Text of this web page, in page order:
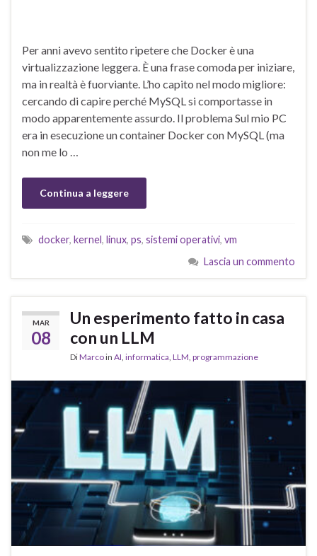
Per anni avevo sentito ripetere che Docker è una
virtualizzazione leggera. È una frase comoda per iniziare,
ma in realtà è fuorviante. L’ho capito nel modo migliore:
cercando di capire perché MySQL si comportasse in
modo apparentemente assurdo. Il problema Sul mio PC
era in esecuzione un container Docker con MySQL (ma
non me lo …
Continua a leggere
docker, kernel, linux, ps, sistemi operativi, vm
Lascia un commento
MAR
08
Un esperimento fatto in casa
con un LLM
DiMarcoin AI, informatica, LLM, programmazione